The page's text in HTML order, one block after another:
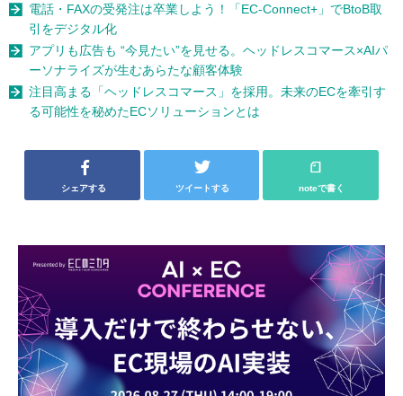
電話・FAXの受発注は卒業しよう！「EC-Connect+」でBtoB取
引をデジタル化
アプリも広告も “今見たい”を見せる。ヘッドレスコマース×AIパ
ーソナライズが生むあらたな顧客体験
注目高まる「ヘッドレスコマース」を採用。未来のECを牽引す
る可能性を秘めたECソリューションとは
シェアする ツイートする noteで書く